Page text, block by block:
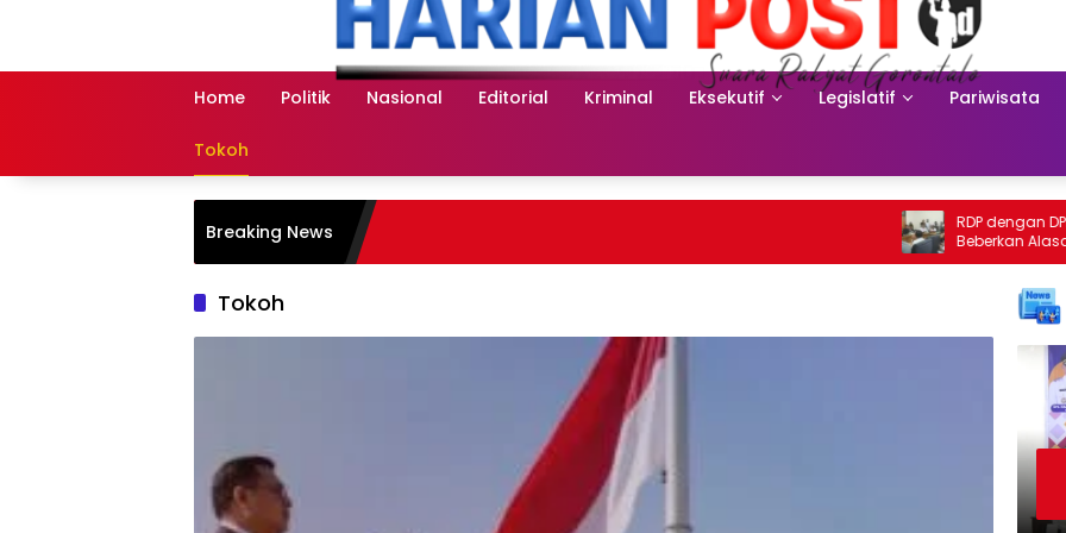
Home Politik Nasional Editorial Kriminal Eksekutif Legislatif Pariwisata
Tokoh
Breaking News
RDP dengan DPRD, Iwan
Beberkan Alasan
Toto Utara
Tokoh